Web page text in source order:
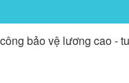
bảo vệ lương cao -